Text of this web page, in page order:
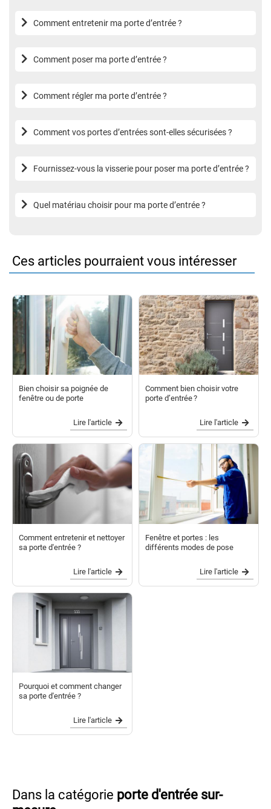
Comment entretenir ma porte d’entrée ?
Comment poser ma porte d’entrée ?
Comment régler ma porte d’entrée ?
Comment vos portes d’entrées sont-elles sécurisées ?
Fournissez-vous la visserie pour poser ma porte d’entrée ?
Quel matériau choisir pour ma porte d’entrée ?
Ces articles pourraient vous intéresser
Bien choisir sa poignée de
fenêtre ou de porte
Lire l'article
Comment bien choisir votre
porte d’entrée ?
Lire l'article
Comment entretenir et nettoyer
sa porte d'entrée ?
Lire l'article
Fenêtre et portes : les
différents modes de pose
Lire l'article
Pourquoi et comment changer
sa porte d'entrée ?
Lire l'article
Dans la catégorie porte d'entrée sur-